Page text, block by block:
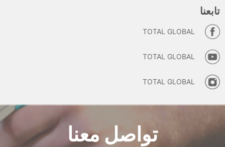
تابعنا
TOTAL GLOBAL
TOTAL GLOBAL
TOTAL GLOBAL
تواصل معنا